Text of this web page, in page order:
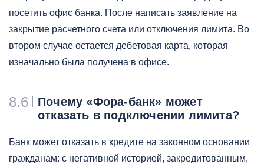
посетить офис банка. После написать заявление на
закрытие расчетного счета или отключения лимита. Во
втором случае остается дебетовая карта, которая
изначально была получена в офисе.
8.6
Почему «Фора-банк» может
отказать в подключении лимита?
Банк может отказать в кредите на законном основании
гражданам: с негативной историей, закредитованным,